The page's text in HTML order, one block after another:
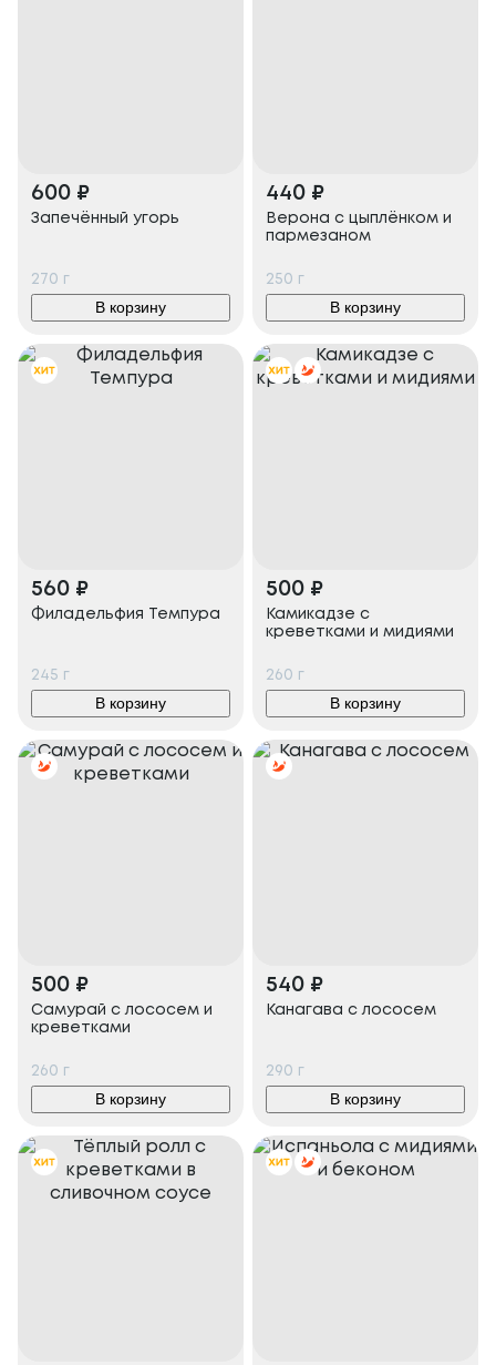
600 ₽
Запечённый угорь
270 г
В корзину
440 ₽
Верона с цыплёнком и
пармезаном
250 г
В корзину
560 ₽
Филадельфия Темпура
245 г
В корзину
500 ₽
Камикадзе с
креветками и мидиями
260 г
В корзину
500 ₽
Самурай с лососем и
креветками
260 г
В корзину
540 ₽
Канагава с лососем
290 г
В корзину